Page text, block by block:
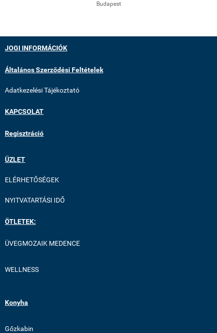
Budapest
JOGI INFORMÁCIÓK
Általános Szerződési Feltételek
Adatkezelési Tájékoztató
KAPCSOLAT
Regisztráció
ÜZLET
ELÉRHETŐSÉGEK
NYITVATARTÁSI IDŐ
ÖTLETEK:
ÜVEGMOZAIK MEDENCE
WELLNESS
Konyha
Gőzkabin